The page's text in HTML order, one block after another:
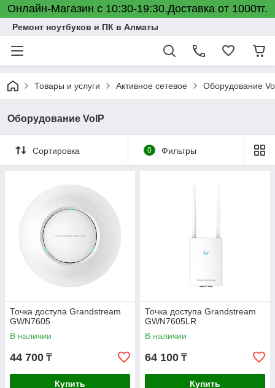
Онлайн-Магазин с 10:30-19:30.Доставка от 1000тг.
Ремонт ноутбуков и ПК в Алматы
Товары и услуги Активное сетевое Оборудование
Оборудование VoIP
Сортировка 0 Фильтры
Точка доступа Grandstream
GWN7605
В наличии
44 700 ₸
Купить
Точка доступа Grandstream
GWN7605LR
В наличии
64 100 ₸
Купить